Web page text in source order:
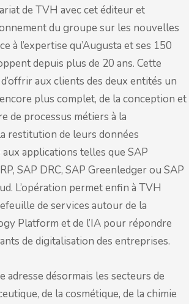
de TVH avec cet éditeur et
du groupe sur les nouvelles
à l’expertise qu’Augusta et ses 150
depuis plus de 20 ans. Cette
aux clients des deux entités un
plus complet, de la conception et
de processus métiers à la
restitution de leurs données
applications telles que SAP
SAP DRC, SAP Greenledger ou SAP
L’opération permet enfin à TVH
de services autour de la
Platform et de l’IA pour répondre
de digitalisation des entreprises.
adresse désormais les secteurs de
de la cosmétique, de la chimie